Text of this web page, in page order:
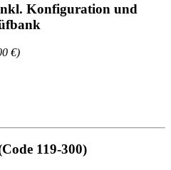
Konfiguration und
€)
119-300)